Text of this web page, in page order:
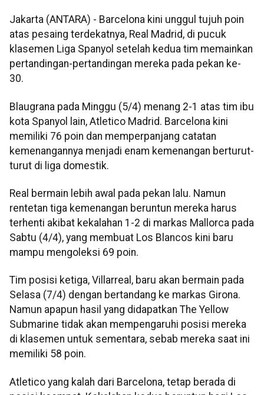
Jakarta (ANTARA) - Barcelona kini unggul tujuh poin
atas pesaing terdekatnya, Real Madrid, di pucuk
klasemen Liga Spanyol setelah kedua tim memainkan
pertandingan-pertandingan mereka pada pekan ke-
30.
Blaugrana pada Minggu (5/4) menang 2-1 atas tim ibu
kota Spanyol lain, Atletico Madrid. Barcelona kini
memiliki 76 poin dan memperpanjang catatan
kemenangannya menjadi enam kemenangan berturut-
turut di liga domestik.
Real bermain lebih awal pada pekan lalu. Namun
rentetan tiga kemenangan beruntun mereka harus
terhenti akibat kekalahan 1-2 di markas Mallorca pada
Sabtu (4/4), yang membuat Los Blancos kini baru
mampu mengoleksi 69 poin.
Tim posisi ketiga, Villarreal, baru akan bermain pada
Selasa (7/4) dengan bertandang ke markas Girona.
Namun apapun hasil yang didapatkan The Yellow
Submarine tidak akan mempengaruhi posisi mereka
di klasemen untuk sementara, sebab mereka saat ini
memiliki 58 poin.
Atletico yang kalah dari Barcelona, tetap berada di